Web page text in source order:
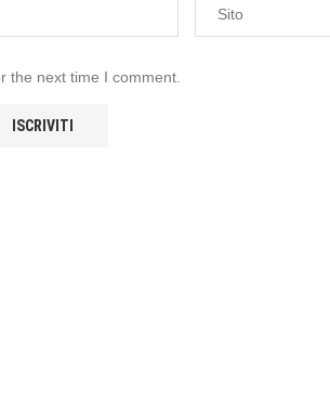
the next time I comment.